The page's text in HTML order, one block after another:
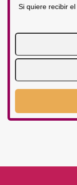
Si quiere recibir el